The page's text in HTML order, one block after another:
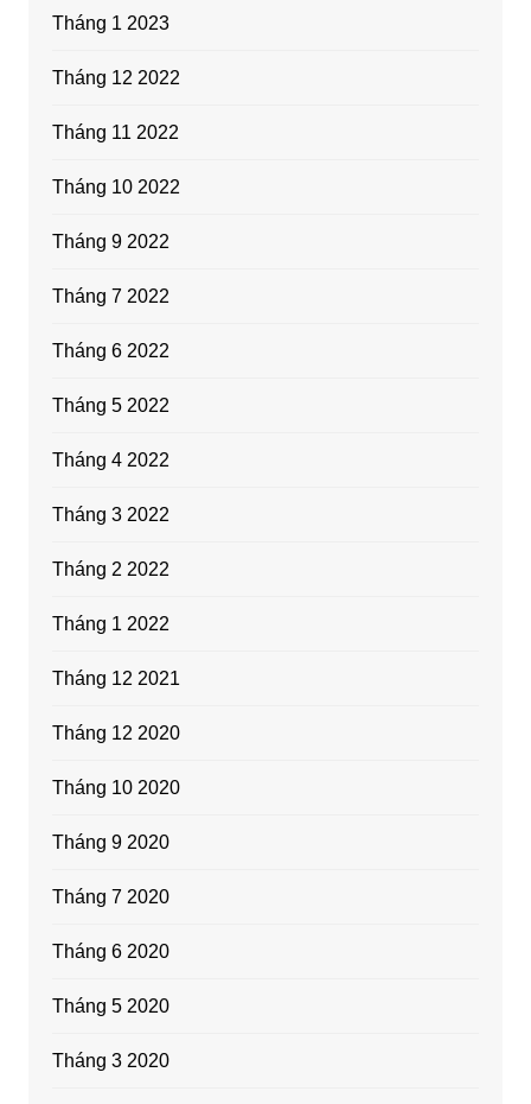
Tháng 1 2023
Tháng 12 2022
Tháng 11 2022
Tháng 10 2022
Tháng 9 2022
Tháng 7 2022
Tháng 6 2022
Tháng 5 2022
Tháng 4 2022
Tháng 3 2022
Tháng 2 2022
Tháng 1 2022
Tháng 12 2021
Tháng 12 2020
Tháng 10 2020
Tháng 9 2020
Tháng 7 2020
Tháng 6 2020
Tháng 5 2020
Tháng 3 2020